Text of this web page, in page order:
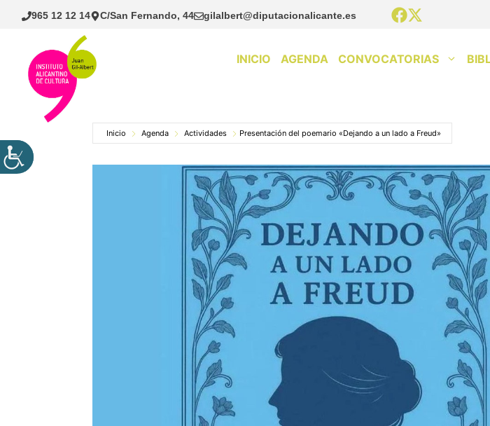
Saltar
965 12 12 14 C/San Fernando, 44 gilalbert@diputacionalicante.es
INICIO AGENDA CONVOCATORIAS
Inicio Agenda Actividades Presentación del poemario «Dejando a un lado a Freud»